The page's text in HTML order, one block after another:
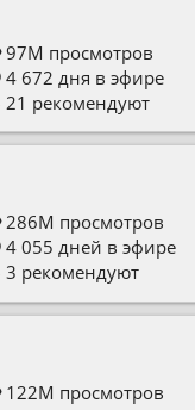
97M просмотров
4 672 дня в эфире
21 рекомендуют
286M просмотров
4 055дней в эфире
3 рекомендуют
122M просмотров